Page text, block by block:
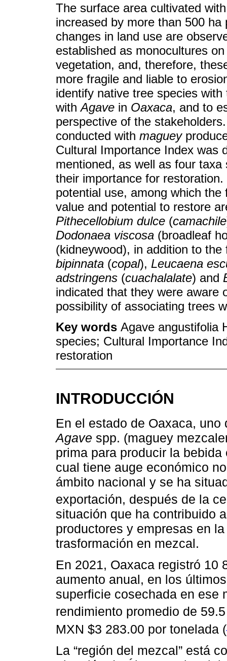
The surface area cultivated
increased by more than 500 ha
changes in land use are
established as monocultures
vegetation, and, therefore,
more fragile and liable to
identify native tree species
withAgave in Oaxaca, and to
perspective of the
conducted with maguey
Cultural Importance Index was
mentioned, as well as four
their importance for
potential use, among which
value and potential to restore
Pithecellobium dulce (camachile
Dodonaea viscosa (broadleaf
(kidneywood), in addition to
bipinnata (copal), Leucaena
adstringens (cuachalalate) and
indicated that they were aware
possibility of associating trees
Key words Agave angustifolia
species; Cultural Importance
restoration
INTRODUCCIÓN
En el estado de Oaxaca,
Agave spp. (maguey
prima para producir la
cual tiene auge económico
ámbito nacional y se ha
exportación, después de la
situación que ha contribuido
productores y empresas en
trasformación en mezcal.
En 2021, Oaxaca registró 10
aumento anual, en los
superficie cosechada en ese
rendimiento promedio de
MXN $3 283.00 por tonelada (
La “región del mezcal” está